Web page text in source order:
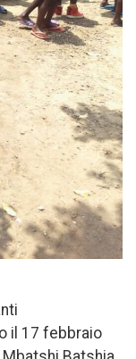
il 17 febbraio